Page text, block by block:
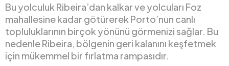
Bu yolculuk Ribeira’dan kalkar ve yolcuları Foz
mahallesine kadar götürerek Porto’nun canlı
topluluklarının birçok yönünü görmenizi sağlar. Bu
nedenle Ribeira, bölgenin geri kalanını keşfetmek
için mükemmel bir fırlatma rampasıdır.